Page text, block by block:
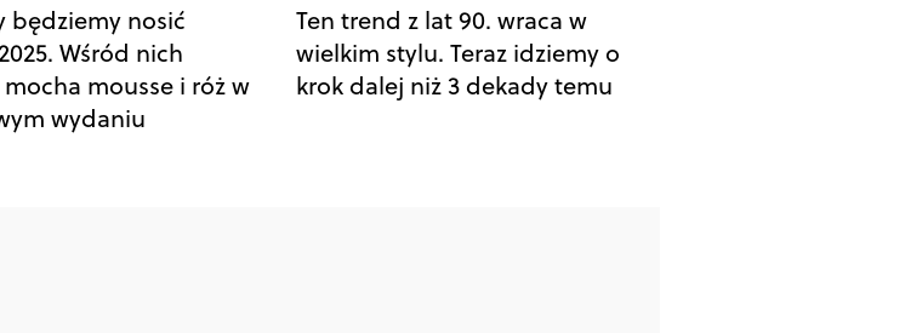
będziemy nosić
Wśród nich
mousse i róż w
wydaniu
Ten trend z lat 90. wraca w
wielkim stylu. Teraz idziemy o
krok dalej niż 3 dekady temu